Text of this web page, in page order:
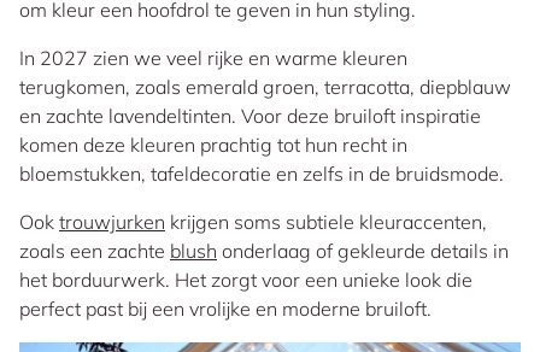
om kleur een hoofdrol te geven in hun styling.
In 2027 zien we veel rijke en warme kleuren
terugkomen, zoals emerald groen, terracotta, diepblauw
en zachte lavendeltinten. Voor deze bruiloft inspiratie
komen deze kleuren prachtig tot hun recht in
bloemstukken, tafeldecoratie en zelfs in de bruidsmode.
Ook trouwjurken krijgen soms subtiele kleuraccenten,
zoals een zachte blush onderlaag of gekleurde details in
het borduurwerk. Het zorgt voor een unieke look die
perfect past bij een vrolijke en moderne bruiloft.